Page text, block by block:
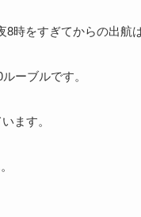
時をすぎてからの出航
ーブルです。
ます。